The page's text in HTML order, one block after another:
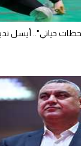
حياتي".. أيسل